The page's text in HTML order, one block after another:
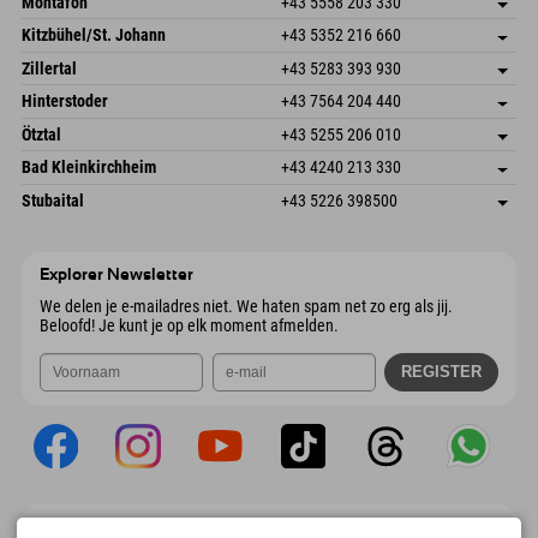
Dorfstr. 127b
6793 Gaschurn/Montafon
Oostenrijk
Adres opslaan
Booking
Kitzbühel/St. Johann +43 5352 216 660
Speckbacherstraße 87
6380 St. Johann in Tirol
Oostenrijk
Adres opslaan
Aankomstinformatie
Booking
Zillertal +43 5283 393 930
Schmiedau 2
Oostenrijk
Adres opslaan
Booking
Hinterstoder +43 7564 204 440
Freizeitpark 10
4573 Hinterstoder
Oostenrijk
Adres opslaan
Aankomstinformatie
Booking
Ötztal +43 5255 206 010
Gscheat 14
Oostenrijk
Adres opslaan
Booking
Bad Kleinkirchheim +43 4240 213 330
Dorfstraße 24
9546 Bad Kleinkirchheim
Adres opslaan
Aankomstinformatie
Stubaital +43 5226 398500
Explorer Newsletter
We delen je e-mailadres niet. We haten spam net zo erg als jij.
Beloofd! Je kunt je op elk moment afmelden.